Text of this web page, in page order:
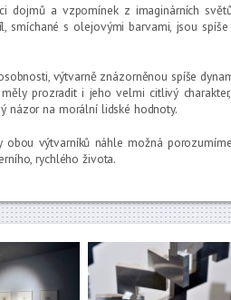
dojmů a vzpomínek z imaginárních
smíchané s olejovými barvami, jsou
výtvarně znázorněnou spíše
prozradit i jeho velmi citlivý
názor na morální lidské hodnoty.
výtvarníků náhle možná
rychlého života.